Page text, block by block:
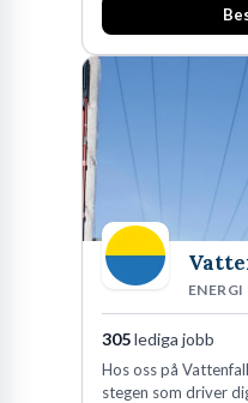
ENERGI
305lediga jobb
Hos oss på
stegen som driver